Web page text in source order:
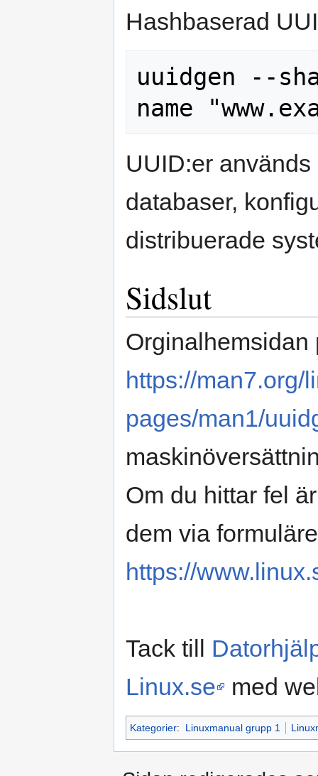
Hashbaserad
uuidgen --
UUID:er
databaser,
distribuerade
Sidslut
Orginalhemsidan
https://man7.org/
pages/man1/
Om du hittar fel
dem via
https://
Tack till
Linux.se
med
Kategorier: Linuxmanual grupp 1